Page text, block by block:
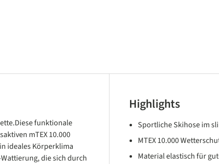
funktionale
mTEX 10.000
ideales Körperklima
die sich durch
Highlights
Sportliche Skihose im
MTEX 10.000
Material elastisch für